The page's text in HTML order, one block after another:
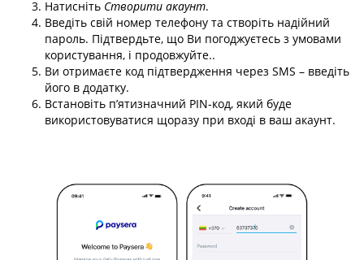
Натисніть Створити акаунт.
Введіть свій номер телефону та створіть надійний
пароль. Підтвердьте, що Ви погоджуєтесь з умовами
користування, і продовжуйте..
Ви отримаєте код підтвердження через SMS – введіть
його в додатку.
Встановіть п’ятизначний PIN-код, який буде
використовуватися щоразу при вході в ваш акаунт.